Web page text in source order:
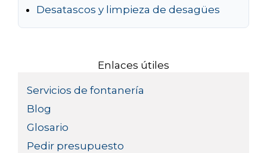
Desatascos y limpieza de desagües
Enlaces útiles
Servicios de fontanería
Blog
Glosario
Pedir presupuesto